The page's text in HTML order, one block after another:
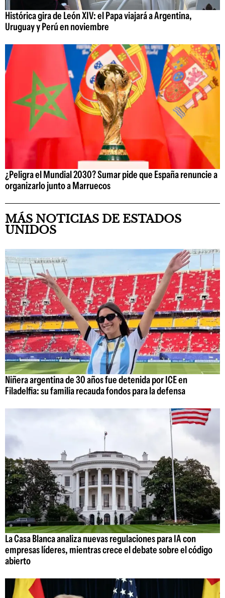
Histórica gira de León XIV: el Papa viajará a Argentina,
Uruguay y Perú en noviembre
¿Peligra el Mundial 2030? Sumar pide que España renuncie a
organizarlo junto a Marruecos
MÁS NOTICIAS DE ESTADOS
UNIDOS
Niñera argentina de 30 años fue detenida por ICE en
Filadelfia: su familia recauda fondos para la defensa
La Casa Blanca analiza nuevas regulaciones para IA con
empresas líderes, mientras crece el debate sobre el código
abierto